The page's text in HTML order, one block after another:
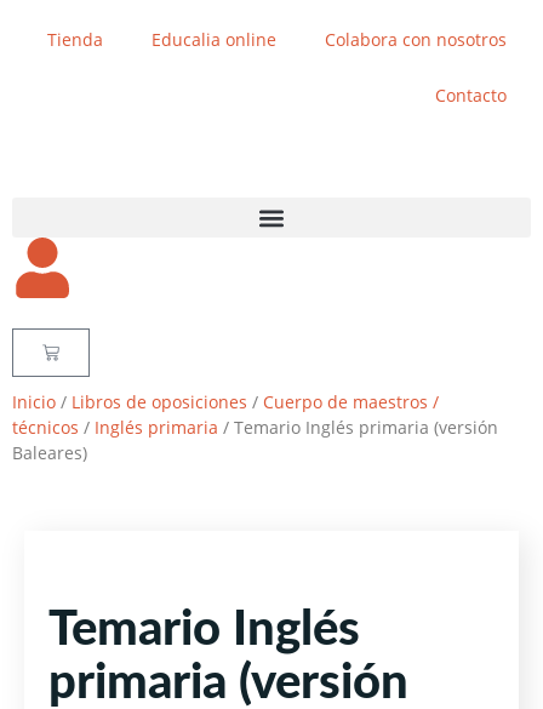
Tienda Educalia online Colabora con nosotros
Contacto
Inicio / Libros de oposiciones / Cuerpo de maestros /
técnicos / Inglés primaria / Temario Inglés primaria (versión
Baleares)
Temario Inglés
primaria (versión